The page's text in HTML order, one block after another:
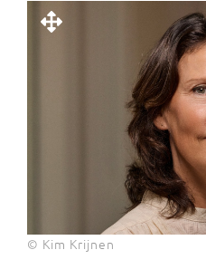
© Kim Krijnen